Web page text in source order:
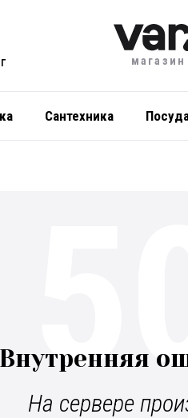
Сантехника
Внутренняя
На сервере